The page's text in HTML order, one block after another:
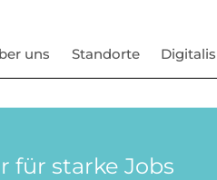
uns Standorte
für starke Jobs